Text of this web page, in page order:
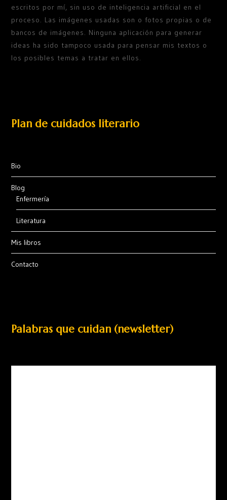
escritos por mí, sin uso de inteligencia artificial en el
proceso. Las imágenes usadas son o fotos propias o de
bancos de imágenes. Ninguna aplicación para generar
ideas ha sido tampoco usada para pensar mis textos o
los posibles temas a tratar en ellos.
Plan de cuidados literario
Bio
Blog
Enfermería
Literatura
Mis libros
Contacto
Palabras que cuidan (newsletter)